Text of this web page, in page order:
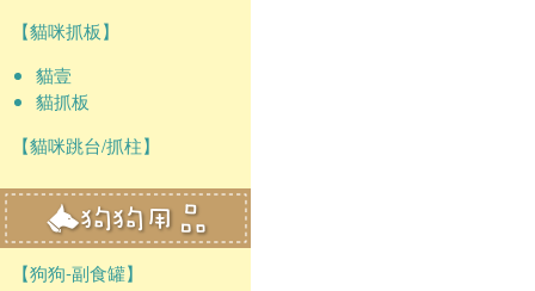
【貓咪抓板】
貓壹
貓抓板
【貓咪跳台/抓柱】
【狗狗-副食罐】